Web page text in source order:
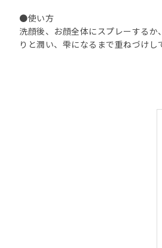
●使い方
洗顔後、お顔全体にスプレーする
りと潤い、雫になるまで重ねづけし